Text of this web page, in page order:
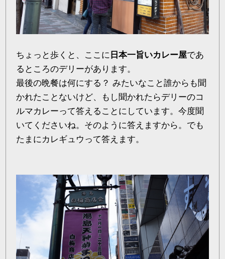
ちょっと歩くと、ここに 日本一旨いカレー屋であ
るところのデリーがあります。
最後の晩餐は何にする？ みたいなこと誰からも聞
かれたことないけど、もし聞かれたらデリーのコ
ルマカレーって答えることにしています。今度聞
いてくださいね。そのように答えますから。でも
たまにカレギュウって答えます。